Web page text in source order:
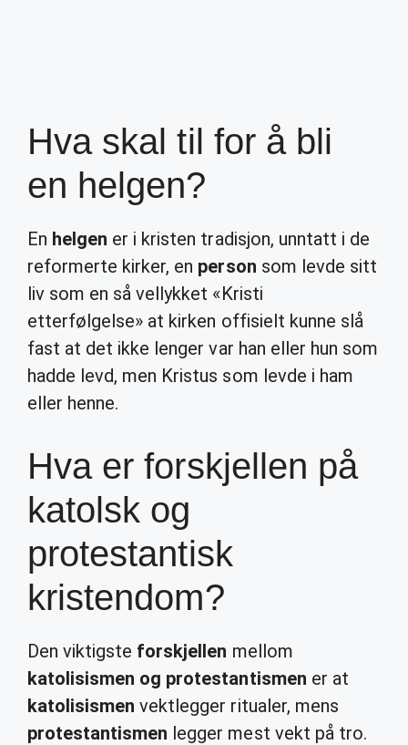
Hva skal til for å bli
en helgen?
En helgen er i kristen tradisjon, unntatt i de
reformerte kirker, en person som levde sitt
liv som en så vellykket «Kristi
etterfølgelse» at kirken offisielt kunne slå
fast at det ikke lenger var han eller hun som
hadde levd, men Kristus som levde i ham
eller henne.
Hva er forskjellen på
katolsk og
protestantisk
kristendom?
Den viktigste forskjellen mellom
katolisismen og protestantismen er at
katolisismen vektlegger ritualer, mens
protestantismen legger mest vekt på tro.